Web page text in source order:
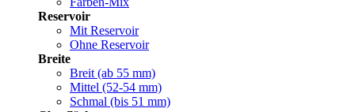
Reservoir
Mit Reservoir
Ohne Reservoir
Breite
Breit (ab 55 mm)
Mittel (52-54 mm)
Schmal (bis 51 mm)